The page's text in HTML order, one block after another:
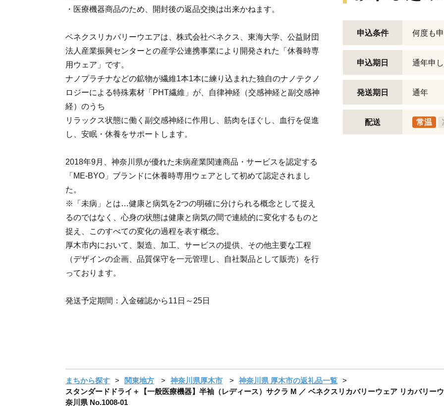
・医療機器商品のため、開封後の返品交換は出来かねます。
ベネクスリカバリーウエアは、株式会社ベネクス、東海大学、公益財団
法人産業振興センターとの産学公連携事業により開発された「休養時専
用ウェア」です。
ナノプラチナなどの鉱物が繊維1本1本に練り込まれた独自のナノテクノ
ロジーによる特殊素材「PHT繊維」が、自律神経（交感神経と副交感神
経）のうち
リラックス状態に働く副交感神経に作用し、筋肉をほぐし、血行を促進
し、安眠・休養をサポートします。
2018年9月、神奈川県が優れた未病産業関連商品・サービスを認定する
「ME‐BYO」ブランドに休養時専用ウェアとして初めて認定されまし
た。
※「未病」とは…健康と病気を2つの明確に分けられる概念として捉え
るのではなく、心身の状態は健康と病気の間で連続的に変化するものと
捉え、このすべての変化の過程を表す概念。
厚木市内において、製造、加工、サービスの提供、その他主要な工程
（デザインの企画、品質保守を一元管理し、自社製品として販売）を行
っております。
発送予定期間：入金確認から11日～25日
申込条件 何度も
申込期日 通年申
発送期日 通年
配送 常温
まちから探す 関東地方 神奈川県厚木市
神奈川県 厚木市の返礼品一覧
スタンダードドライ＋【一般医療機器】半袖（レディース）サクラ M ／ ベネクスリカバリーウェア リカバリー
奈川県 No.1008-01